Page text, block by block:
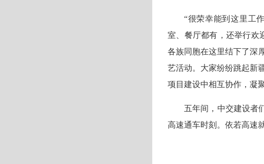
“很荣幸能到这里工
室、餐厅都有，还举行欢
各族同胞在这里结下了深
艺活动。大家纷纷跳起新
项目建设中相互协作，凝
五年间，中交建设者
高速通车时刻。依若高速